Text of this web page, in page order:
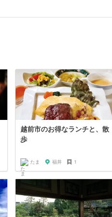
越前市のお得なランチと、散
歩
たま 福井 1